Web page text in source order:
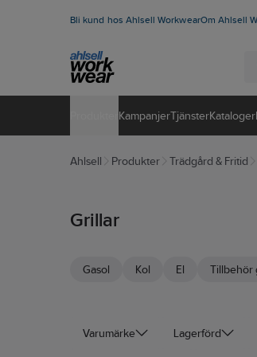
Bli kund hos Ahlsell WorkwearOm Ahlsell
KampanjerTjänsterKataloger
Ahlsell Produkter Trädgård & Fritid
Grillar
Gasol Kol El Tillbehör
Varumärke Lagerförd